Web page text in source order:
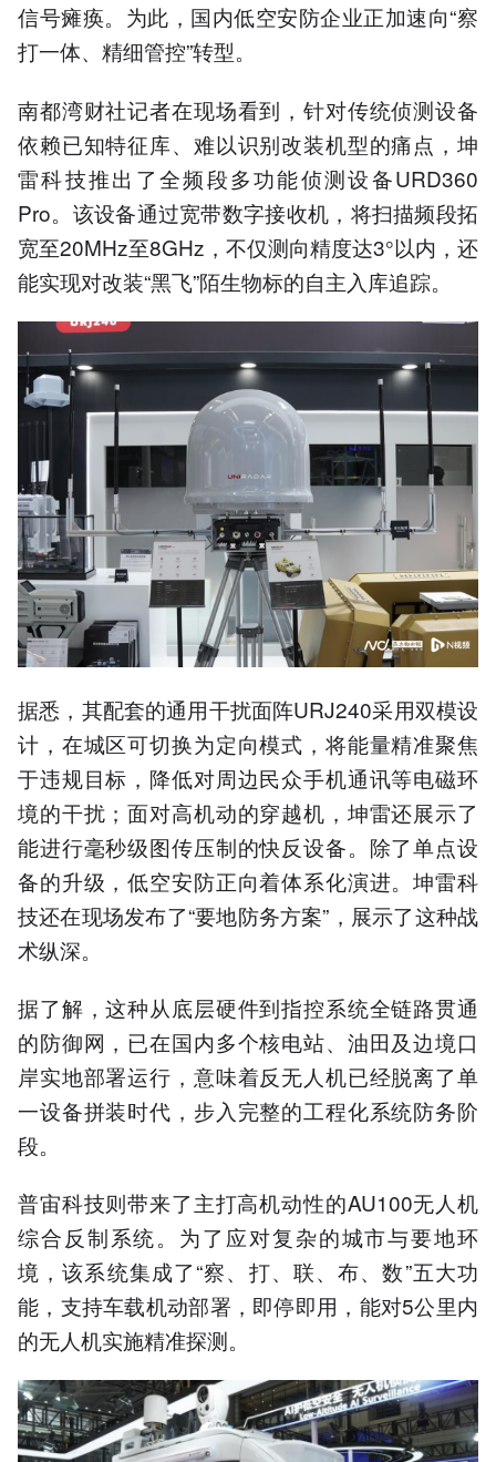
信号瘫痪。为此，国内低空安防企业正加速向“察
打一体、精细管控”转型。
南都湾财社记者在现场看到，针对传统侦测设备
依赖已知特征库、难以识别改装机型的痛点，坤
雷科技推出了全频段多功能侦测设备URD360
Pro。该设备通过宽带数字接收机，将扫描频段拓
宽至20MHz至8GHz，不仅测向精度达3°以内，还
能实现对改装“黑飞”陌生物标的自主入库追踪。
据悉，其配套的通用干扰面阵URJ240采用双模设
计，在城区可切换为定向模式，将能量精准聚焦
于违规目标，降低对周边民众手机通讯等电磁环
境的干扰；面对高机动的穿越机，坤雷还展示了
能进行毫秒级图传压制的快反设备。除了单点设
备的升级，低空安防正向着体系化演进。坤雷科
技还在现场发布了“要地防务方案”，展示了这种战
术纵深。
据了解，这种从底层硬件到指控系统全链路贯通
的防御网，已在国内多个核电站、油田及边境口
岸实地部署运行，意味着反无人机已经脱离了单
一设备拼装时代，步入完整的工程化系统防务阶
段。
普宙科技则带来了主打高机动性的AU100无人机
综合反制系统。为了应对复杂的城市与要地环
境，该系统集成了“察、打、联、布、数”五大功
能，支持车载机动部署，即停即用，能对5公里内
的无人机实施精准探测。